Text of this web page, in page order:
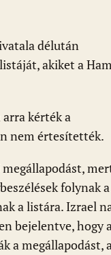
délután
akiket a
kérték a
nem értesítették.
folynak a
a listára. Izrael
bejelentve, hogy
a megállapodást,